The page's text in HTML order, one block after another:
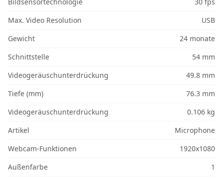
Max. Video Resolution
USB
Gewicht
24 monate
Schnittstelle
54 mm
Videogeräuschunterdrückung
49.8 mm
Tiefe (mm)
76.3 mm
Videogeräuschunterdrückung
0.106 kg
Artikel
Microphone
Webcam-Funktionen
1920x1080
Außenfarbe
1